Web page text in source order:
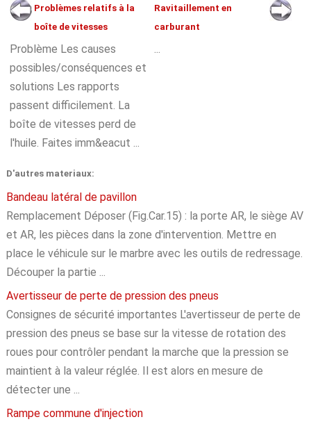
Problèmes relatifs à la
boîte de vitesses
Problème Les causes
possibles/conséquences et
solutions Les rapports
passent difficilement. La
boîte de vitesses perd de
l'huile. Faites imm&eacut ...
Ravitaillement en
carburant
D'autres materiaux:
Bandeau latéral de pavillon
Remplacement Déposer (Fig.Car.15) : la porte AR, le siège AV
et AR, les pièces dans la zone d'intervention. Mettre en
place le véhicule sur le marbre avec les outils de redressage.
Découper la partie ...
Avertisseur de perte de pression des pneus
Consignes de sécurité importantes L'avertisseur de perte de
pression des pneus se base sur la vitesse de rotation des
roues pour contrôler pendant la marche que la pression se
maintient à la valeur réglée. Il est alors en mesure de
détecter une ...
Rampe commune d'injection